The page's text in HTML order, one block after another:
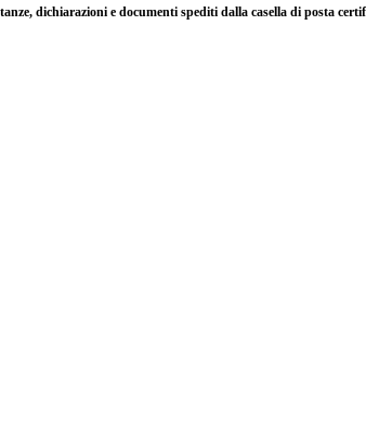
dichiarazioni e documenti spediti dalla casella di posta